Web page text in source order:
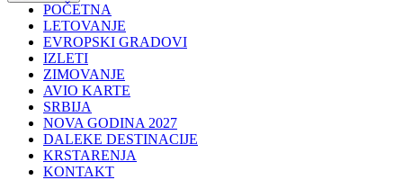
POČETNA
LETOVANJE
EVROPSKI GRADOVI
IZLETI
ZIMOVANJE
AVIO KARTE
SRBIJA
NOVA GODINA 2027
DALEKE DESTINACIJE
KRSTARENJA
KONTAKT